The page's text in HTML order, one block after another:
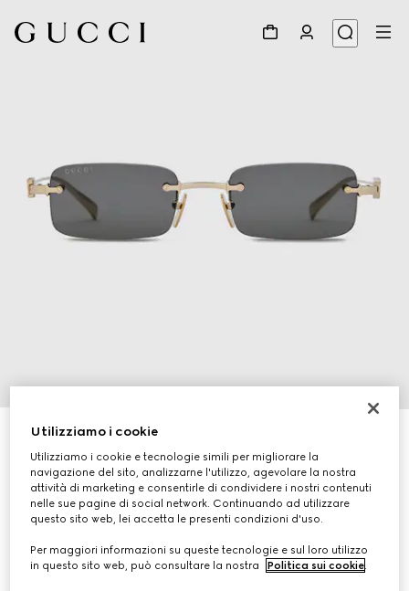
Occhiali da sole rettangolari
CHF 450
Variantetonalità oro
Utilizziamo i cookie
Utilizziamo i cookie e tecnologie simili per migliorare la
navigazione del sito, analizzarne l'utilizzo, agevolare la nostra
attività di marketing e consentirle di condividere i nostri contenuti
nelle sue pagine di social network. Continuando ad utilizzare
questo sito web, lei accetta le presenti condizioni d'uso.
Per maggiori informazioni su queste tecnologie e sul loro utilizzo
in questo sito web, può consultare la nostra
Politica sui cookie.